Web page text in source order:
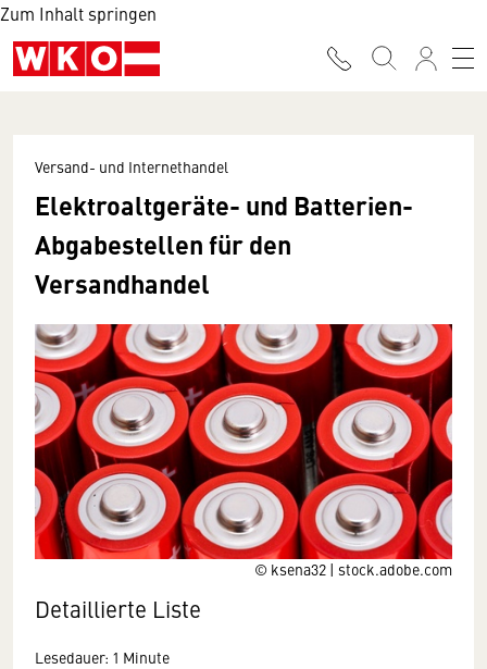
Zum Inhalt springen
© ksena32 | stock.adobe.com
Versand- und Internethandel
Elektroaltgeräte- und Batterien-
Abgabestellen für den
Versandhandel
Detaillierte Liste
Lesedauer: 1 Minute